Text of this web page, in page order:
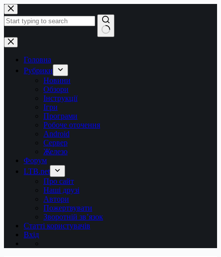
Перейти
до
вмісту
Немає
результатів
Головна
Рубрики
Новини
Обзори
Інструкції
Ігри
Програми
Робоче оточення
Android
Сервер
Железо
Форум
LTB.net
Про сайт
Наші друзі
Автори
Пожертвувати
Зворотній зв’язок
Статті користувачів
Вхід